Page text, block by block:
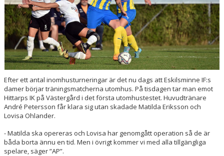
MATCHER
DIV. 1 SÖDRA
DAM AKADEMI - DIVISION 2
Efter ett antal inomhusturneringar är det nu dags att Eskilsminne IF:s
damer börjar träningsmatcherna utomhus. På tisdagen tar man emot
Hittarps IK på Västergård i det första utomhustestet. Huvudtränare
André Petersson får klara sig utan skadade Matilda Eriksson och
Lovisa Ohlander.
- Matilda ska opereras och Lovisa har genomgått operation så de är
båda borta ännu en tid. Men i övrigt kommer vi med alla tillgängliga
spelare, säger ”AP”.